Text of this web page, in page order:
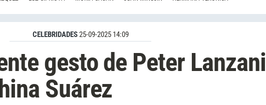
CELEBRIDADES25-09-2025 14:09
gesto de Peter Lanzani
Suárez